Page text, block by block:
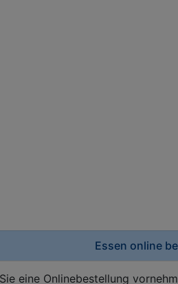
Essen online
eine Onlinebestellung